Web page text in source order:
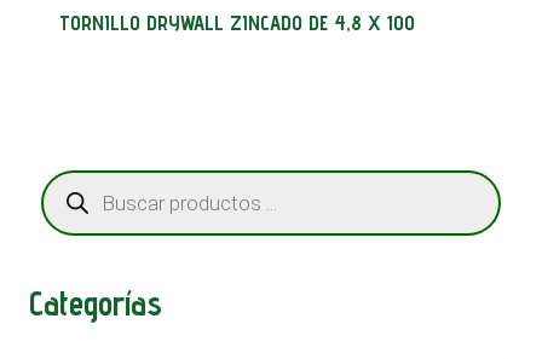
TORNILLO DRYWALL ZINCADO DE 4,8 X 100
Búsqueda
de
productos
Categorías